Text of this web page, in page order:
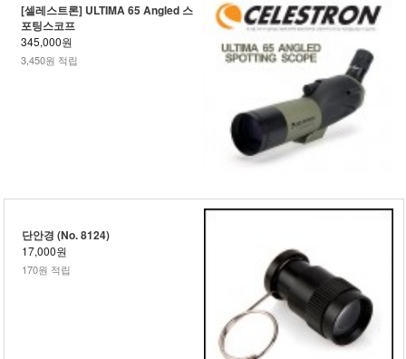
[셀레스트론] ULTIMA 65 Angled 스
포팅스코프
345,000원
3,450원 적립
단안경 (No. 8124)
17,000원
170원 적립